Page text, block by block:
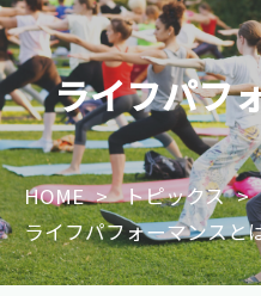
ライフパフ
HOME
トピックス
ライフパフォーマンスと